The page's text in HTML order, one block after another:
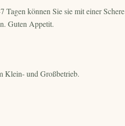
Tagen können Sie sie mit einer Schere
Guten Appetit.
Klein- und Großbetrieb.